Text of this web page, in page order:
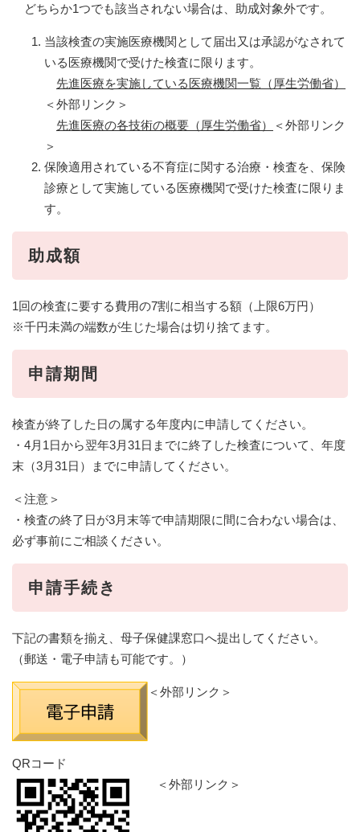
どちらか1つでも該当されない場合は、助成対象外です。
当該検査の実施医療機関として届出又は承認がなされて
いる医療機関で受けた検査に限ります。
先進医療を実施している医療機関一覧（厚生労働省）
＜外部リンク＞
先進医療の各技術の概要（厚生労働省）
＜外部リンク
＞
保険適用されている不育症に関する治療・検査を、保険
診療として実施している医療機関で受けた検査に限りま
す。
助成額
1回の検査に要する費用の7割に相当する額（上限6万円）
※千円未満の端数が生じた場合は切り捨てます。
申請期間
検査が終了した日の属する年度内に申請してください。
・4月1日から翌年3月31日までに終了した検査について、年度
末（3月31日）までに申請してください。
＜注意＞
・検査の終了日が3月末等で申請期限に間に合わない場合は、
必ず事前にご相談ください。
申請手続き
下記の書類を揃え、母子保健課窓口へ提出してください。
（郵送・電子申請も可能です。）
＜外部リンク＞
QRコード
＜外部リンク＞